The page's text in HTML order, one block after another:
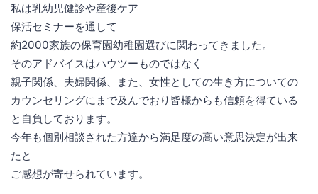
私は乳幼児健診や産後ケア
保活セミナーを通して
約2000家族の保育園幼稚園選びに関わってきました。
そのアドバイスはハウツーものではなく
親子関係、夫婦関係、また、女性としての生き方についての
カウンセリングにまで及んでおり皆様からも信頼を得ている
と自負しております。
今年も個別相談された方達から満足度の高い意思決定が出来
たと
ご感想が寄せられています。